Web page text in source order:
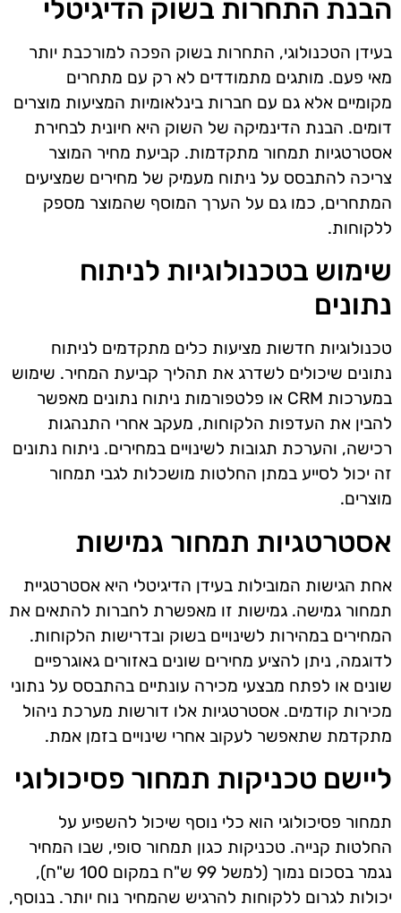
הבנת התחרות בשוק הדיגיטלי
בעידן הטכנולוגי, התחרות בשוק הפכה למורכבת יותר
מאי פעם. מותגים מתמודדים לא רק עם מתחרים
מקומיים אלא גם עם חברות בינלאומיות המציעות מוצרים
דומים. הבנת הדינמיקה של השוק היא חיונית לבחירת
אסטרטגיות תמחור מתקדמות. קביעת מחיר המוצר
צריכה להתבסס על ניתוח מעמיק של מחירים שמציעים
המתחרים, כמו גם על הערך המוסף שהמוצר מספק
ללקוחות.
שימוש בטכנולוגיות לניתוח
נתונים
טכנולוגיות חדשות מציעות כלים מתקדמים לניתוח
נתונים שיכולים לשדרג את תהליך קביעת המחיר. שימוש
במערכות CRM או פלטפורמות ניתוח נתונים מאפשר
להבין את העדפות הלקוחות, מעקב אחרי התנהגות
רכישה, והערכת תגובות לשינויים במחירים. ניתוח נתונים
זה יכול לסייע במתן החלטות מושכלות לגבי תמחור
מוצרים.
אסטרטגיות תמחור גמישות
אחת הגישות המובילות בעידן הדיגיטלי היא אסטרטגיית
תמחור גמישה. גמישות זו מאפשרת לחברות להתאים את
המחירים במהירות לשינויים בשוק ובדרישות הלקוחות.
לדוגמה, ניתן להציע מחירים שונים באזורים גאוגרפיים
שונים או לפתח מבצעי מכירה עונתיים בהתבסס על נתוני
מכירות קודמים. אסטרטגיות אלו דורשות מערכת ניהול
מתקדמת שתאפשר לעקוב אחרי שינויים בזמן אמת.
ליישם טכניקות תמחור פסיכולוגי
תמחור פסיכולוגי הוא כלי נוסף שיכול להשפיע על
החלטות קנייה. טכניקות כגון תמחור סופי, שבו המחיר
נגמר בסכום נמוך (למשל 99 ש"ח במקום 100 ש"ח),
יכולות לגרום ללקוחות להרגיש שהמחיר נוח יותר. בנוסף,